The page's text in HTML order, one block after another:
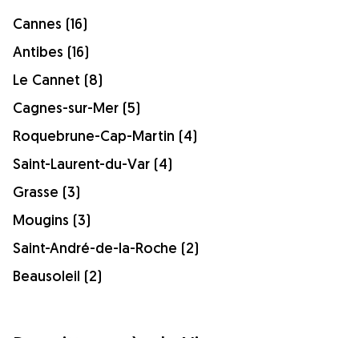
Cannes (16)
Antibes (16)
Le Cannet (8)
Cagnes-sur-Mer (5)
Roquebrune-Cap-Martin (4)
Saint-Laurent-du-Var (4)
Grasse (3)
Mougins (3)
Saint-André-de-la-Roche (2)
Beausoleil (2)